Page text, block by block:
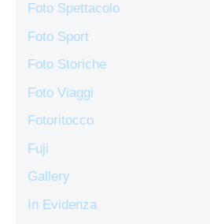
Foto Spettacolo
Foto Sport
Foto Storiche
Foto Viaggi
Fotoritocco
Fuji
Gallery
In Evidenza